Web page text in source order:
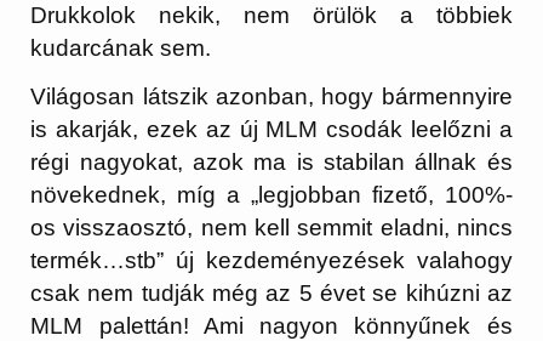
Drukkolok nekik, nem örülök a többiek
kudarcának sem.
Világosan látszik azonban, hogy bármennyire
is akarják, ezek az új MLM csodák leelőzni a
régi nagyokat, azok ma is stabilan állnak és
növekednek, míg a „legjobban fizető, 100%-
os visszaosztó, nem kell semmit eladni, nincs
termék…stb” új kezdeményezések valahogy
csak nem tudják még az 5 évet se kihúzni az
MLM palettán! Ami nagyon könnyűnek és